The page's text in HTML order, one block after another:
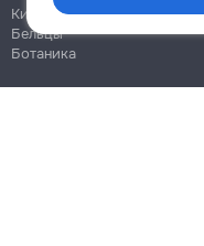
Кишинёв
Бельцы
Ботаника